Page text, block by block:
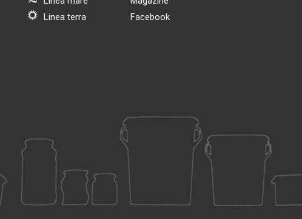
Linea terra
Facebook